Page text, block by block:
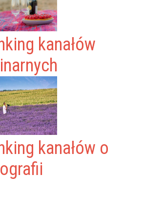
kanałów
kanałów o